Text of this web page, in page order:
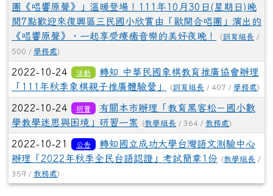
團《唱響原聲》」溫暖登場！111年10月30日(星期日)晚
間7點歡迎來復興區三民國小欣賞由「歐開合唱團」演出的
《唱響原聲》，一起享受療癒音樂的美好夜晚！
(訓育組長 /
500 / 學務處)
2022-10-24 活動
轉知 中華民國象棋教育推廣協會辦理
「111年秋季象棋親子推廣體驗營」
(訓育組長 / 407 / 學務處)
2022-10-24 研習
有關本市辦理「教育黑客松－國小數
學教學迷思與困境」研習一案
(教學組長 / 364 / 教務處)
2022-10-21 公告
轉知國立成功大學台灣語文測驗中心
辦理「2022年秋季全民台語認證」考試簡章1份
(教學組長 /
359 / 教務處)